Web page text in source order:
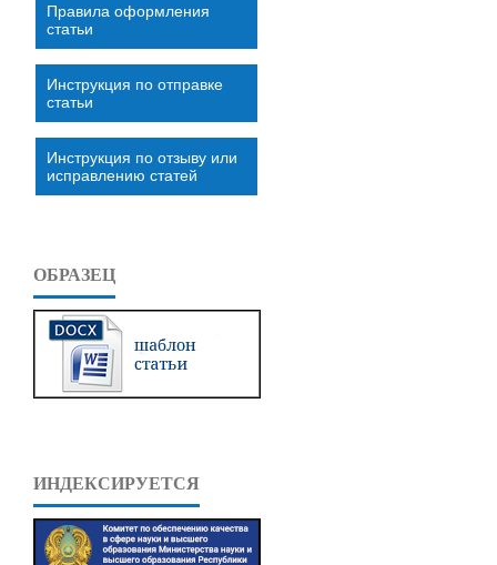
Правила оформления
статьи
Инструкция по отправке
статьи
Инструкция по отзыву или
исправлению статей
ОБРАЗЕЦ
ИНДЕКСИРУЕТСЯ